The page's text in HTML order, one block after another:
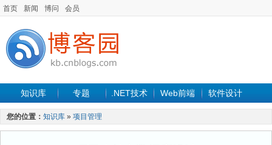
首页 新闻 博问 会员
知识库 专题 .NET技术 Web前端 软件设计
手机开发 软件工程
最新文章
您的位置： 知识库 » 项目管理